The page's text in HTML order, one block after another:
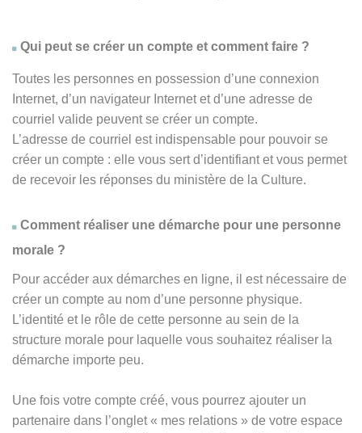
Qui peut se créer un compte et comment faire ?
Toutes les personnes en possession d’une connexion
Internet, d’un navigateur Internet et d’une adresse de
courriel valide peuvent se créer un compte.
L’adresse de courriel est indispensable pour pouvoir se
créer un compte : elle vous sert d’identifiant et vous permet
de recevoir les réponses du ministère de la Culture.
Comment réaliser une démarche pour une personne
morale ?
Pour accéder aux démarches en ligne, il est nécessaire de
créer un compte au nom d’une personne physique.
L’identité et le rôle de cette personne au sein de la
structure morale pour laquelle vous souhaitez réaliser la
démarche importe peu.
Une fois votre compte créé, vous pourrez ajouter un
partenaire dans l’onglet « mes relations » de votre espace